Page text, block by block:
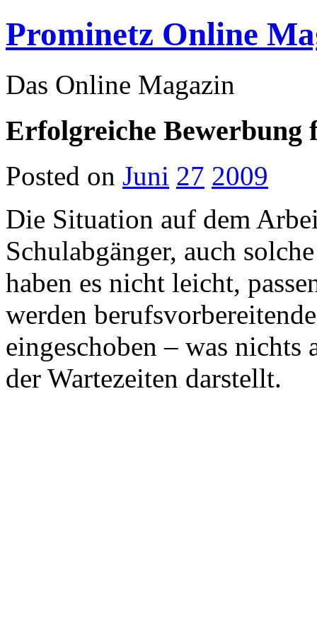
Prominetz Online
Das Online Magazin
Erfolgreiche Bewerbung
Posted on Juni 27 2009
Die Situation auf dem
Schulabgänger, auch
haben es nicht leicht,
werden
eingeschoben – was nichts
der Wartezeiten darstellt.